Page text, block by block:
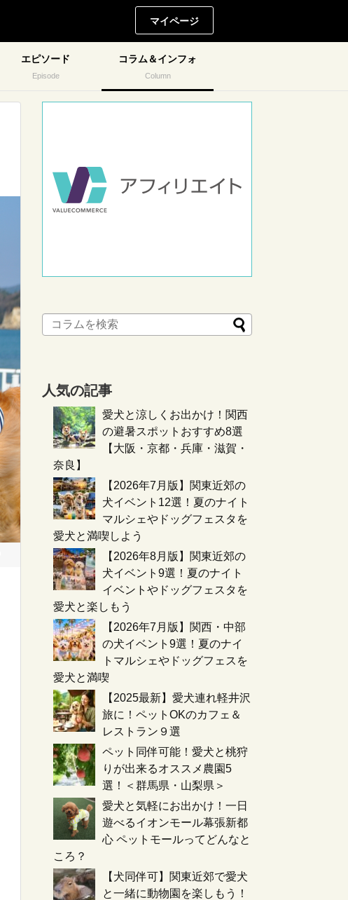
マイページ
エピソード
Episode
コラム＆インフォ
Column
人気の記事
愛犬と涼しくお出かけ！関西
の避暑スポットおすすめ8選
【大阪・京都・兵庫・滋賀・
奈良】
【2026年7月版】関東近郊の
犬イベント12選！夏のナイト
マルシェやドッグフェスタを
愛犬と満喫しよう
【2026年8月版】関東近郊の
犬イベント9選！夏のナイト
イベントやドッグフェスタを
愛犬と楽しもう
【2026年7月版】関西・中部
の犬イベント9選！夏のナイ
トマルシェやドッグフェスを
愛犬と満喫
【2025最新】愛犬連れ軽井沢
旅に！ペットOKのカフェ＆
レストラン９選
ペット同伴可能！愛犬と桃狩
りが出来るオススメ農園5
選！＜群馬県・山梨県＞
愛犬と気軽にお出かけ！一日
遊べるイオンモール幕張新都
心 ペットモールってどんなと
ころ？
【犬同伴可】関東近郊で愛犬
と一緒に動物園を楽しもう！